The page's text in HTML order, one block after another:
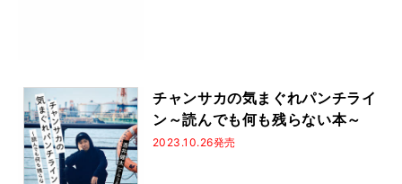
チャンサカの気まぐれパンチライ
ン～読んでも何も残らない本～
2023.10.26発売